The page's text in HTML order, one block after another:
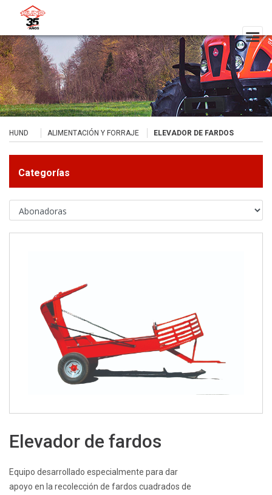
HUND ALIMENTACIÓN Y FORRAJE ELEVADOR DE FARDOS
Categorías
Elevador de fardos
Equipo desarrollado especialmente para dar
apoyo en la recolección de fardos cuadrados de